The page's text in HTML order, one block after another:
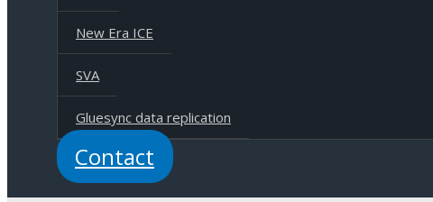
New Era ICE
SVA
Gluesync data replication
Contact